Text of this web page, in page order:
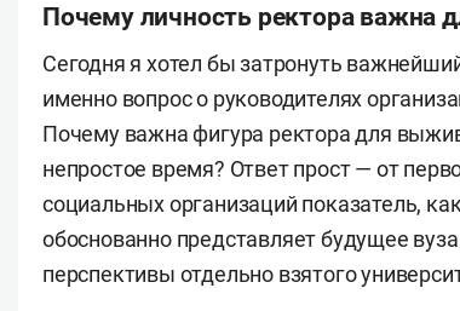
Почему личность ректора важна
Сегодня я хотел бы затронуть
именно вопрос о руководителях
Почему важна фигура ректора для
непростое время? Ответ прост — от
социальных организаций показатель,
обоснованно представляет будущее
перспективы отдельно взятого